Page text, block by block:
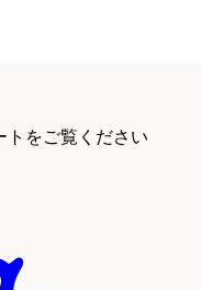
トをご覧ください